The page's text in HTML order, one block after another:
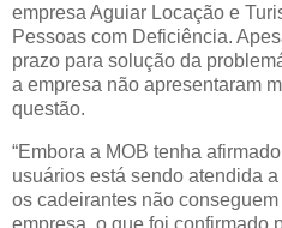
empresa Aguiar Locação e
Pessoas com Deficiência.
prazo para solução da
a empresa não apresentaram
questão.
“Embora a MOB tenha
usuários está sendo atendida
os cadeirantes não
empresa, o que foi confirmado